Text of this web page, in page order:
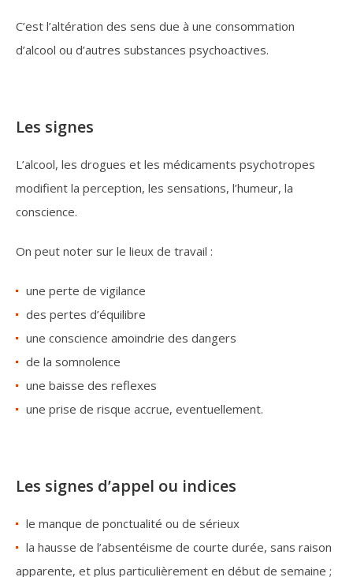
C’est l’altération des sens due à une consommation
d’alcool ou d’autres substances psychoactives.
Les signes
L’alcool, les drogues et les médicaments psychotropes
modifient la perception, les sensations, l’humeur, la
conscience.
On peut noter sur le lieux de travail :
une perte de vigilance
des pertes d’équilibre
une conscience amoindrie des dangers
de la somnolence
une baisse des reflexes
une prise de risque accrue, eventuellement.
Les signes d’appel ou indices
le manque de ponctualité ou de sérieux
la hausse de l’absentéisme de courte durée, sans raison
apparente, et plus particulièrement en début de semaine ;